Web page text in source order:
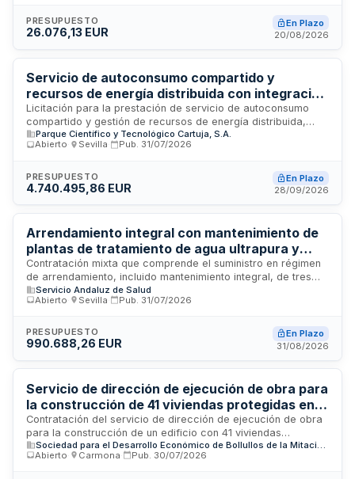
Ordenación de la Edificación, y la coordinación de medidas
de seguridad y salud durante la fase de ejecución del
al contrato principal de obras, cuya duración está
condicionada al plazo de ejecución de las obras más el
período necesario para su liquidación.
PRESUPUESTO
26.076,13 EUR
En Plazo
20/08/2026
Servicio de autoconsumo compartido y
recursos de energía distribuida con integración
B2G - Parque Científico y Tecnológico Cartuja
Licitación para la prestación de servicio de autoconsumo
compartido y gestión de recursos de energía distribuida,
incluyendo soluciones de integración B2G (Business to Grid).
El Parque Científico y Tecnológico Cartuja licita esta
energético y la integración de fuentes renovables
distribuidas en sus instalaciones. El contrato abarca la
aprovechamiento compartido de energía autoconsumida y la
interconexión con la red eléctrica de distribución.
Parque Científico y Tecnológico Cartuja, S.A.
Abierto
Sevilla Pub. 31/07/2026
PRESUPUESTO
4.740.495,86 EUR
En Plazo
28/09/2026
Arrendamiento integral con mantenimiento de
plantas de tratamiento de agua ultrapura y
control de calidad de diálisis - Hospital
Universitario Virgen Macarena de Sevilla
Contratación mixta que comprende el suministro en régimen
de arrendamiento, incluido mantenimiento integral, de tres
plantas de tratamiento para la producción de agua ultrapura
destinada al servicio de nefrología, así como la prestación
de dichas plantas y del anillo de agua ultrapura de la unidad
de cuidados intensivos. La licitación, promovida por el
de compras de Sevilla, tiene por objeto garantizar el
funcionamiento y la calidad de los sistemas de filtración y
purificación de agua necesarios para los tratamientos de
diálisis en el Hospital Universitario Virgen Macarena.
Servicio Andaluz de Salud
Abierto
Sevilla Pub. 31/07/2026
PRESUPUESTO
990.688,26 EUR
En Plazo
31/08/2026
Servicio de dirección de ejecución de obra para
la construcción de 41 viviendas protegidas en
alquiler en Bollullos de la Mitación
Contratación del servicio de dirección de ejecución de obra
para la construcción de un edificio con 41 viviendas
protegidas en alquiler, garajes, trasteros y locales
comerciales promovido por SODEMI en Bollullos de la
Sociedad para el Desarrollo Económico de Bollullos de la Mitación S.L. (SODEMI, S.L.)
Abierto
Carmona Pub. 30/07/2026